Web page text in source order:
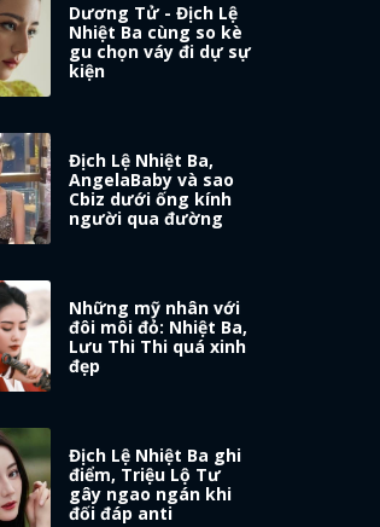
Dương Tử - Địch Lệ
Nhiệt Ba cùng so kè
gu chọn váy đi dự sự
kiện
Địch Lệ Nhiệt Ba,
AngelaBaby và sao
Cbiz dưới ống kính
người qua đường
Những mỹ nhân với
đôi môi đỏ: Nhiệt Ba,
Lưu Thi Thi quá xinh
đẹp
Địch Lệ Nhiệt Ba ghi
điểm, Triệu Lộ Tư
gây ngao ngán khi
đối đáp anti